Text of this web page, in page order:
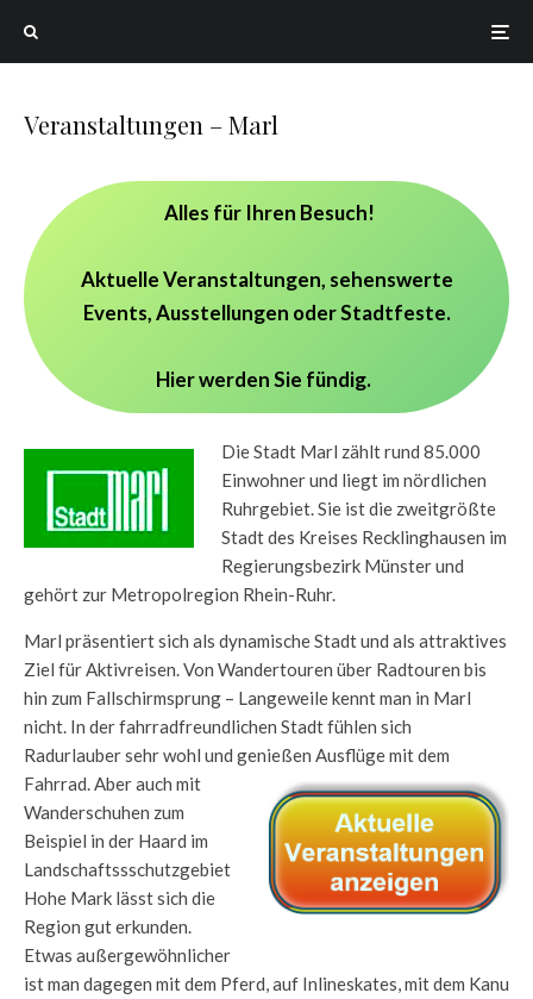
Veranstaltungen – Marl
Alles für Ihren Besuch!
Aktuelle Veranstaltungen, sehenswerte
Events, Ausstellungen oder Stadtfeste.
Hier werden Sie fündig.
Die Stadt Marl zählt rund 85.000
Einwohner und liegt im nördlichen
Ruhrgebiet. Sie ist die zweitgrößte
Stadt des Kreises Recklinghausen im
Regierungsbezirk Münster und
gehört zur Metropolregion Rhein-Ruhr.
Marl präsentiert sich als dynamische Stadt und als attraktives
Ziel für Aktivreisen. Von Wandertouren über Radtouren bis
hin zum Fallschirmsprung – Langeweile kennt man in Marl
nicht. In der fahrradfreundlichen Stadt fühlen sich
Radurlauber sehr wohl und genießen Ausflüge mit dem
Fahrrad. Aber auch mit
Wanderschuhen zum
Beispiel in der Haard im
Landschaftssschutzgebiet
Hohe Mark lässt sich die
Region gut erkunden.
Etwas außergewöhnlicher
ist man dagegen mit dem Pferd, auf Inlineskates, mit dem Kanu